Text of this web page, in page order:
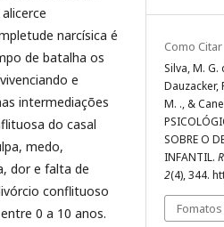
narcísica é
de batalha os
e
intermediações
do casal
medo,
dor e falta de
conflituoso
0 a 10 anos.
Como Citar
Silva, M. G.
Dauzacker,
M. ., &
SOBRE O
INFANTIL.
2(4), 344.